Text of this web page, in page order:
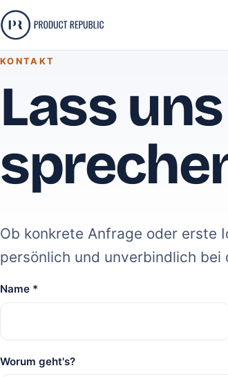
KONTAKT
Lass
Ob konkrete Anfrage oder erste
persönlich und unverbindlich bei
Name *
Worum geht's?